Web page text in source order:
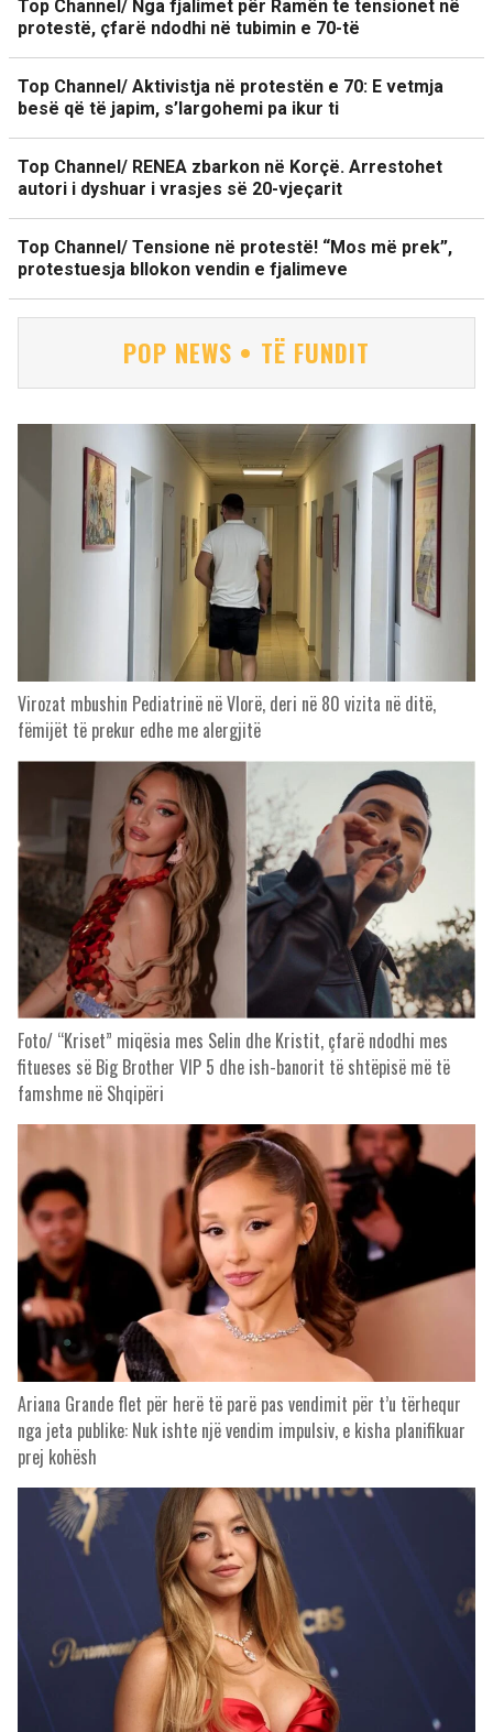
Top Channel/ Nga fjalimet për Ramën te tensionet në
protestë, çfarë ndodhi në tubimin e 70-të
Top Channel/ Aktivistja në protestën e 70: E vetmja
besë që të japim, s’largohemi pa ikur ti
Top Channel/ RENEA zbarkon në Korçë. Arrestohet
autori i dyshuar i vrasjes së 20-vjeçarit
Top Channel/ Tensione në protestë! “Mos më prek”,
protestuesja bllokon vendin e fjalimeve
POP NEWS • TË FUNDIT
Virozat mbushin Pediatrinë në Vlorë, deri në 80 vizita në ditë,
fëmijët të prekur edhe me alergjitë
Foto/ “Kriset” miqësia mes Selin dhe Kristit, çfarë ndodhi mes
fitueses së Big Brother VIP 5 dhe ish-banorit të shtëpisë më të
famshme në Shqipëri
Ariana Grande flet për herë të parë pas vendimit për t’u tërhequr
nga jeta publike: Nuk ishte një vendim impulsiv, e kisha planifikuar
prej kohësh